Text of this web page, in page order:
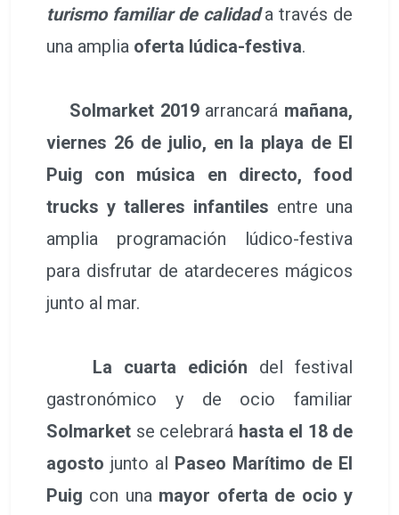
turismo familiar de calidada través de
una amplia oferta lúdica-festiva.
Solmarket 2019arrancará mañana,
viernes 26 de julio, en la playa de El
Puig con música en directo, food
trucks y talleres infantiles entre una
amplia programación lúdico-festiva
para disfrutar de atardeceres mágicos
junto al mar.
La cuarta edición del festival
gastronómico y de ocio familiar
Solmarket se celebrará hasta el 18 de
agosto junto al Paseo Marítimo de El
Puig con una mayor oferta de ocio y